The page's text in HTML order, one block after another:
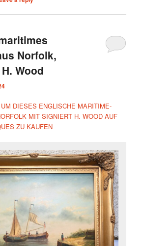
Norfolk,
Wood
DIESES ENGLISCHE MARITIME-
MIT SIGNIERT H. WOOD AUF
ZU KAUFEN